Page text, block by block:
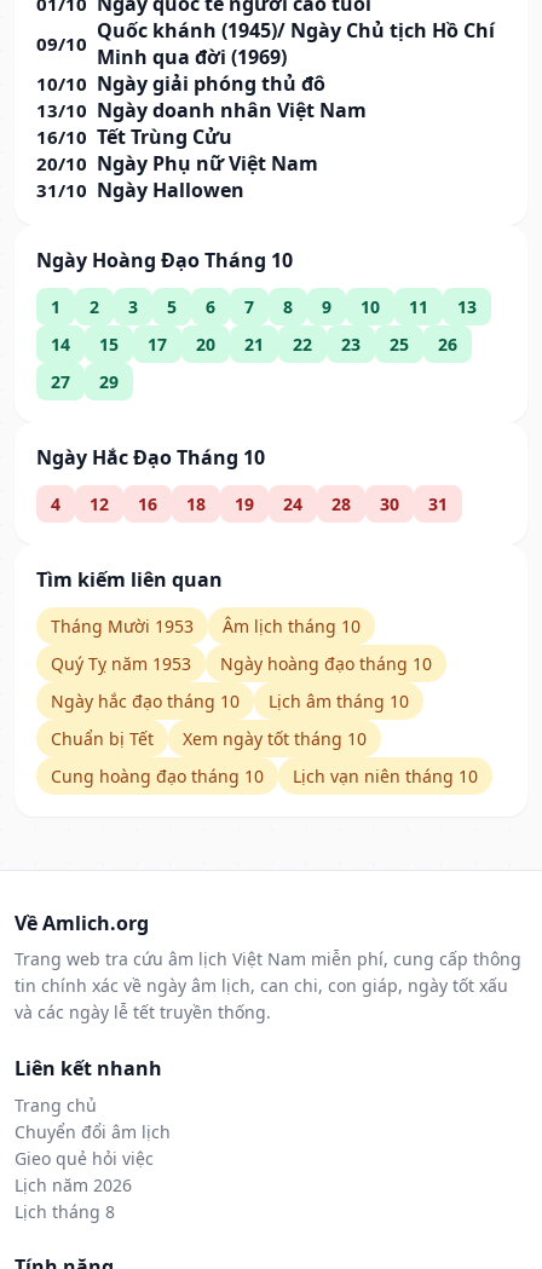
09/10 Quốc khánh (1945)/ Ngày Chủ tịch Hồ Chí
Minh qua đời (1969)
10/10 Ngày giải phóng thủ đô
13/10 Ngày doanh nhân Việt Nam
16/10 Tết Trùng Cửu
20/10 Ngày Phụ nữ Việt Nam
31/10 Ngày Hallowen
Ngày Hoàng Đạo Tháng 10
1 2 3 5 6 7 8 9 10 11
13
14
15 17 20 21 22 23 25
26
27
29
Ngày Hắc Đạo Tháng 10
4 12 16 18 19 24 28 30 31
Tìm kiếm liên quan
Tháng Mười 1953
Âm lịch tháng 10
Quý Tỵ năm 1953
Ngày hoàng đạo tháng 10
Ngày hắc đạo tháng 10
Lịch âm tháng 10
Chuẩn bị Tết
Xem ngày tốt tháng 10
Cung hoàng đạo tháng 10
Lịch vạn niên tháng 10
Về Amlich.org
Trang web tra cứu âm lịch Việt Nam miễn phí, cung cấp thông
tin chính xác về ngày âm lịch, can chi, con giáp, ngày tốt xấu
và các ngày lễ tết truyền thống.
Liên kết nhanh
Trang chủ
Chuyển đổi âm lịch
Gieo quẻ hỏi việc
Lịch năm 2026
Lịch tháng 8